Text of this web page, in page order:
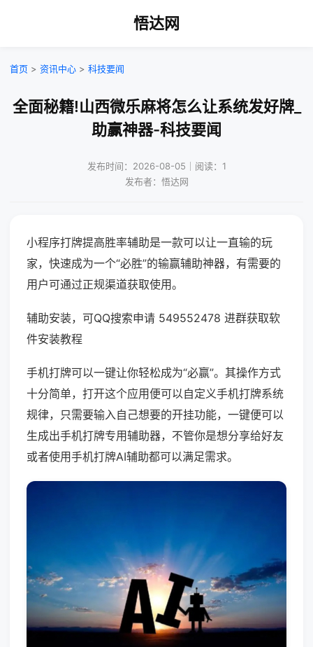
悟达网
首页 > 资讯中心 > 科技要闻
全面秘籍!山西微乐麻将怎么让系统发好牌_
助赢神器-科技要闻
发布时间：2026-08-05｜阅读：1
发布者：悟达网
小程序打牌提高胜率辅助是一款可以让一直输的玩
家，快速成为一个“必胜”的输赢辅助神器，有需要的
用户可通过正规渠道获取使用。
辅助安装，可QQ搜索申请 549552478 进群获取软
件安装教程
手机打牌可以一键让你轻松成为“必赢”。其操作方式
十分简单，打开这个应用便可以自定义手机打牌系统
规律，只需要输入自己想要的开挂功能，一键便可以
生成出手机打牌专用辅助器，不管你是想分享给好友
或者使用手机打牌AI辅助都可以满足需求。